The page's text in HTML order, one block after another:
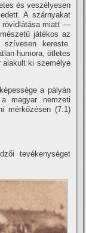
és veszélyesen
A szárnyakat
rövidlátása miatt —
játékos az
szí­vesen kereste.
humora, ötletes
alakult ki személye
a pályán
magyar nemzeti
mérkőzésen (7:1)
tevékenységet